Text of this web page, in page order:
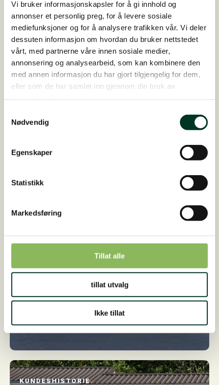
Vi bruker informasjonskapsler for å gi innhold og
annonser et personlig preg, for å levere sosiale
mediefunksjoner og for å analysere trafikken vår. Vi deler
dessuten informasjon om hvordan du bruker nettstedet
vårt, med partnerne våre innen sosiale medier,
annonsering og analysearbeid, som kan kombinere den
med annen informasjon du har gjort tilgjengelig for dem,
eller som de har samlet inn gjennom din bruk av
Nødvendig
Egenskaper
Statistikk
Markedsføring
Tillat alle
tillat utvalg
Ikke tillat
Fra stiv og stram til løs og
glad!
Les hele historien her
KUNDESHISTORIE
Fra forfangen til å vinne
KUNDESHISTORIE